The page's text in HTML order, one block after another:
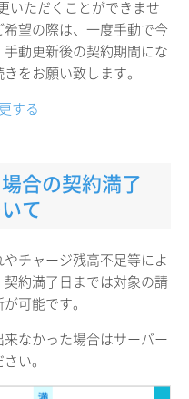
いただくことができませ
望の際は、一度手動で今
動更新後の契約期間にな
をお願い致します。
する
合の契約満了
て
チャージ残高不足等によ
約満了日までは対象の請
可能です。
なかった場合はサーバー
い。